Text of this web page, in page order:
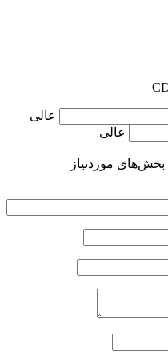
عالی
عالی
بخش‌های موردنیاز